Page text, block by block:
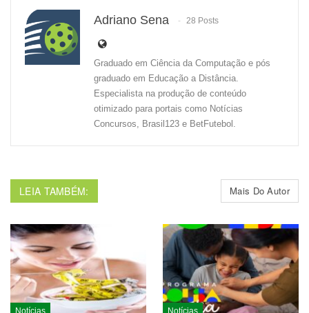
Adriano Sena 28 Posts
Graduado em Ciência da Computação e pós
graduado em Educação a Distância.
Especialista na produção de conteúdo
otimizado para portais como Notícias
Concursos, Brasil123 e BetFutebol.
LEIA TAMBÉM: Mais Do Autor
Notícias Notícias